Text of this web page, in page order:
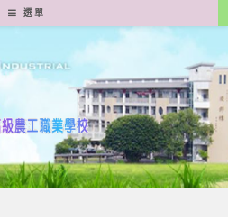
選單